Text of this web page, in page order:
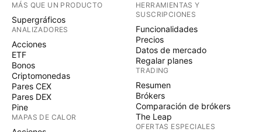
MÁS QUE UN PRODUCTO
Supergráficos
ANALIZADORES
Acciones
ETF
Bonos
Criptomonedas
Pares CEX
Pares DEX
Pine
MAPAS DE CALOR
HERRAMIENTAS Y
SUSCRIPCIONES
Funcionalidades
Precios
Datos de mercado
Regalar planes
TRADING
Resumen
Brókers
Comparación de brókers
The Leap
OFERTAS ESPECIALES